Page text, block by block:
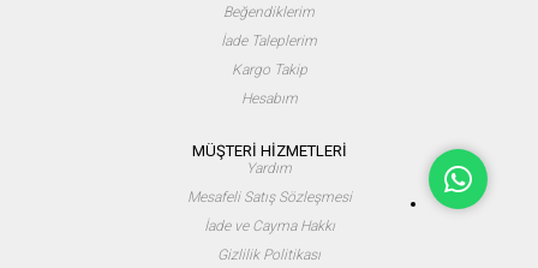
Beğendiklerim
İade Taleplerim
Kargo Takip
Hesabım
MÜŞTERİ HİZMETLERİ
Yardım
Mesafeli Satış Sözleşmesi
İade ve Cayma Hakkı
Gizlilik Politikası